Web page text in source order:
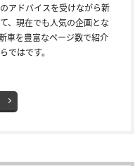
アドバイスを受けながら新
、現在でも人気の企画とな
車を豊富なページ数で紹介
ではです。